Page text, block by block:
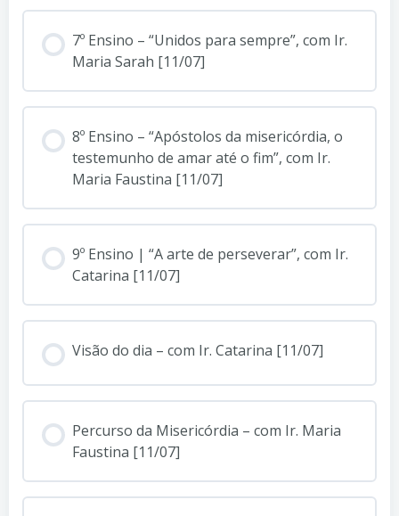
7º Ensino – “Unidos para sempre”, com Ir.
Maria Sarah [11/07]
8º Ensino – “Apóstolos da misericórdia, o
testemunho de amar até o fim”, com Ir.
Maria Faustina [11/07]
9º Ensino | “A arte de perseverar”, com Ir.
Catarina [11/07]
Visão do dia – com Ir. Catarina [11/07]
Percurso da Misericórdia – com Ir. Maria
Faustina [11/07]